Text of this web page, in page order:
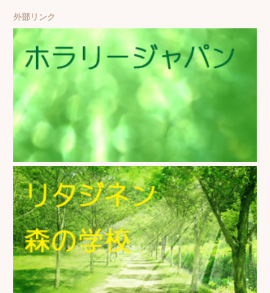
外部リンク